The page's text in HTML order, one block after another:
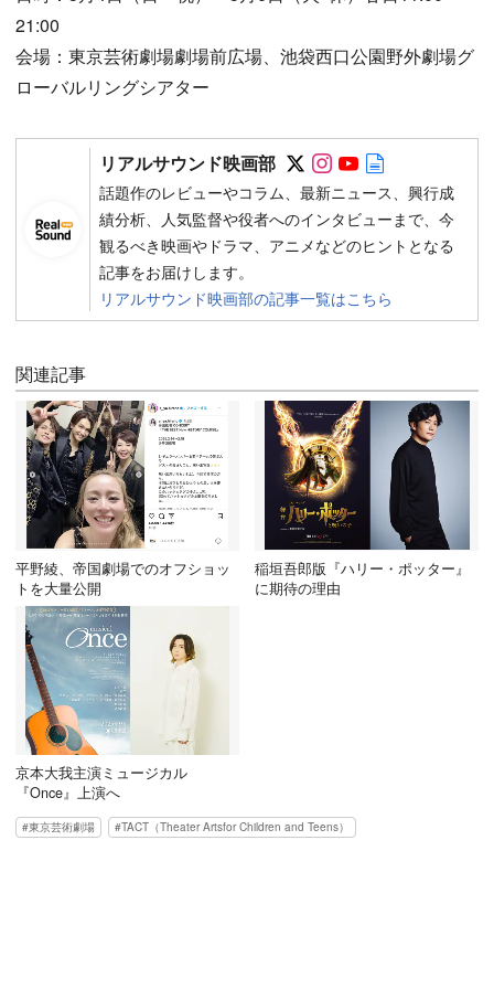
21:00
会場：東京芸術劇場劇場前広場、池袋西口公園野外劇場グ
ローバルリングシアター
リアルサウンド映画部 Follow on SNS
Follow on SNS
Follow on
話題作のレビューやコラム、最新ニュース、興行成
績分析、人気監督や役者へのインタビューまで、今
観るべき映画やドラマ、アニメなどのヒントとなる
記事をお届けします。
リアルサウンド映画部の記事一覧はこちら
関連記事
平野綾、帝国劇場でのオフショッ
トを大量公開
稲垣吾郎版『ハリー・ポッター』
に期待の理由
京本大我主演ミュージカル
『Once』上演へ
東京芸術劇場 TACT（Theater Artsfor Children and Teens）